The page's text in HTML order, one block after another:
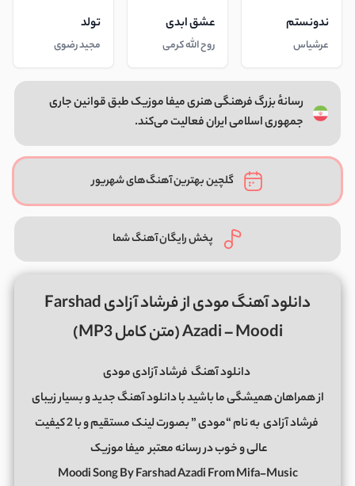
ندونستم
عرشیاس
عشق ابدی
روح الله کرمی
تولد
مجید رضوی
رسانهٔ بزرگ فرهنگی هنری میفا موزیک طبق قوانین جاری
جمهوری اسلامی ایران فعالیت می‌کند.
گلچین بهترین آهنگ‌های شهریور
پخش رایگان آهنگ شما
دانلود آهنگ مودی از فرشاد آزادی Farshad
Azadi – Moodi (متن کامل MP3)
دانلود آهنگ فرشاد آزادی مودی
از همراهان همیشگی ما باشید با دانلود آهنگ جدید و بسیار زیبای
فرشاد آزادی
به نام “مودی ” بصورت لینک مستقیم و با 2 کیفیت
عالی و خوب در رسانه معتبرمیفا موزیک
Moodi Song By Farshad Azadi From Mifa-Music